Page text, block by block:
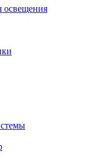
освещения